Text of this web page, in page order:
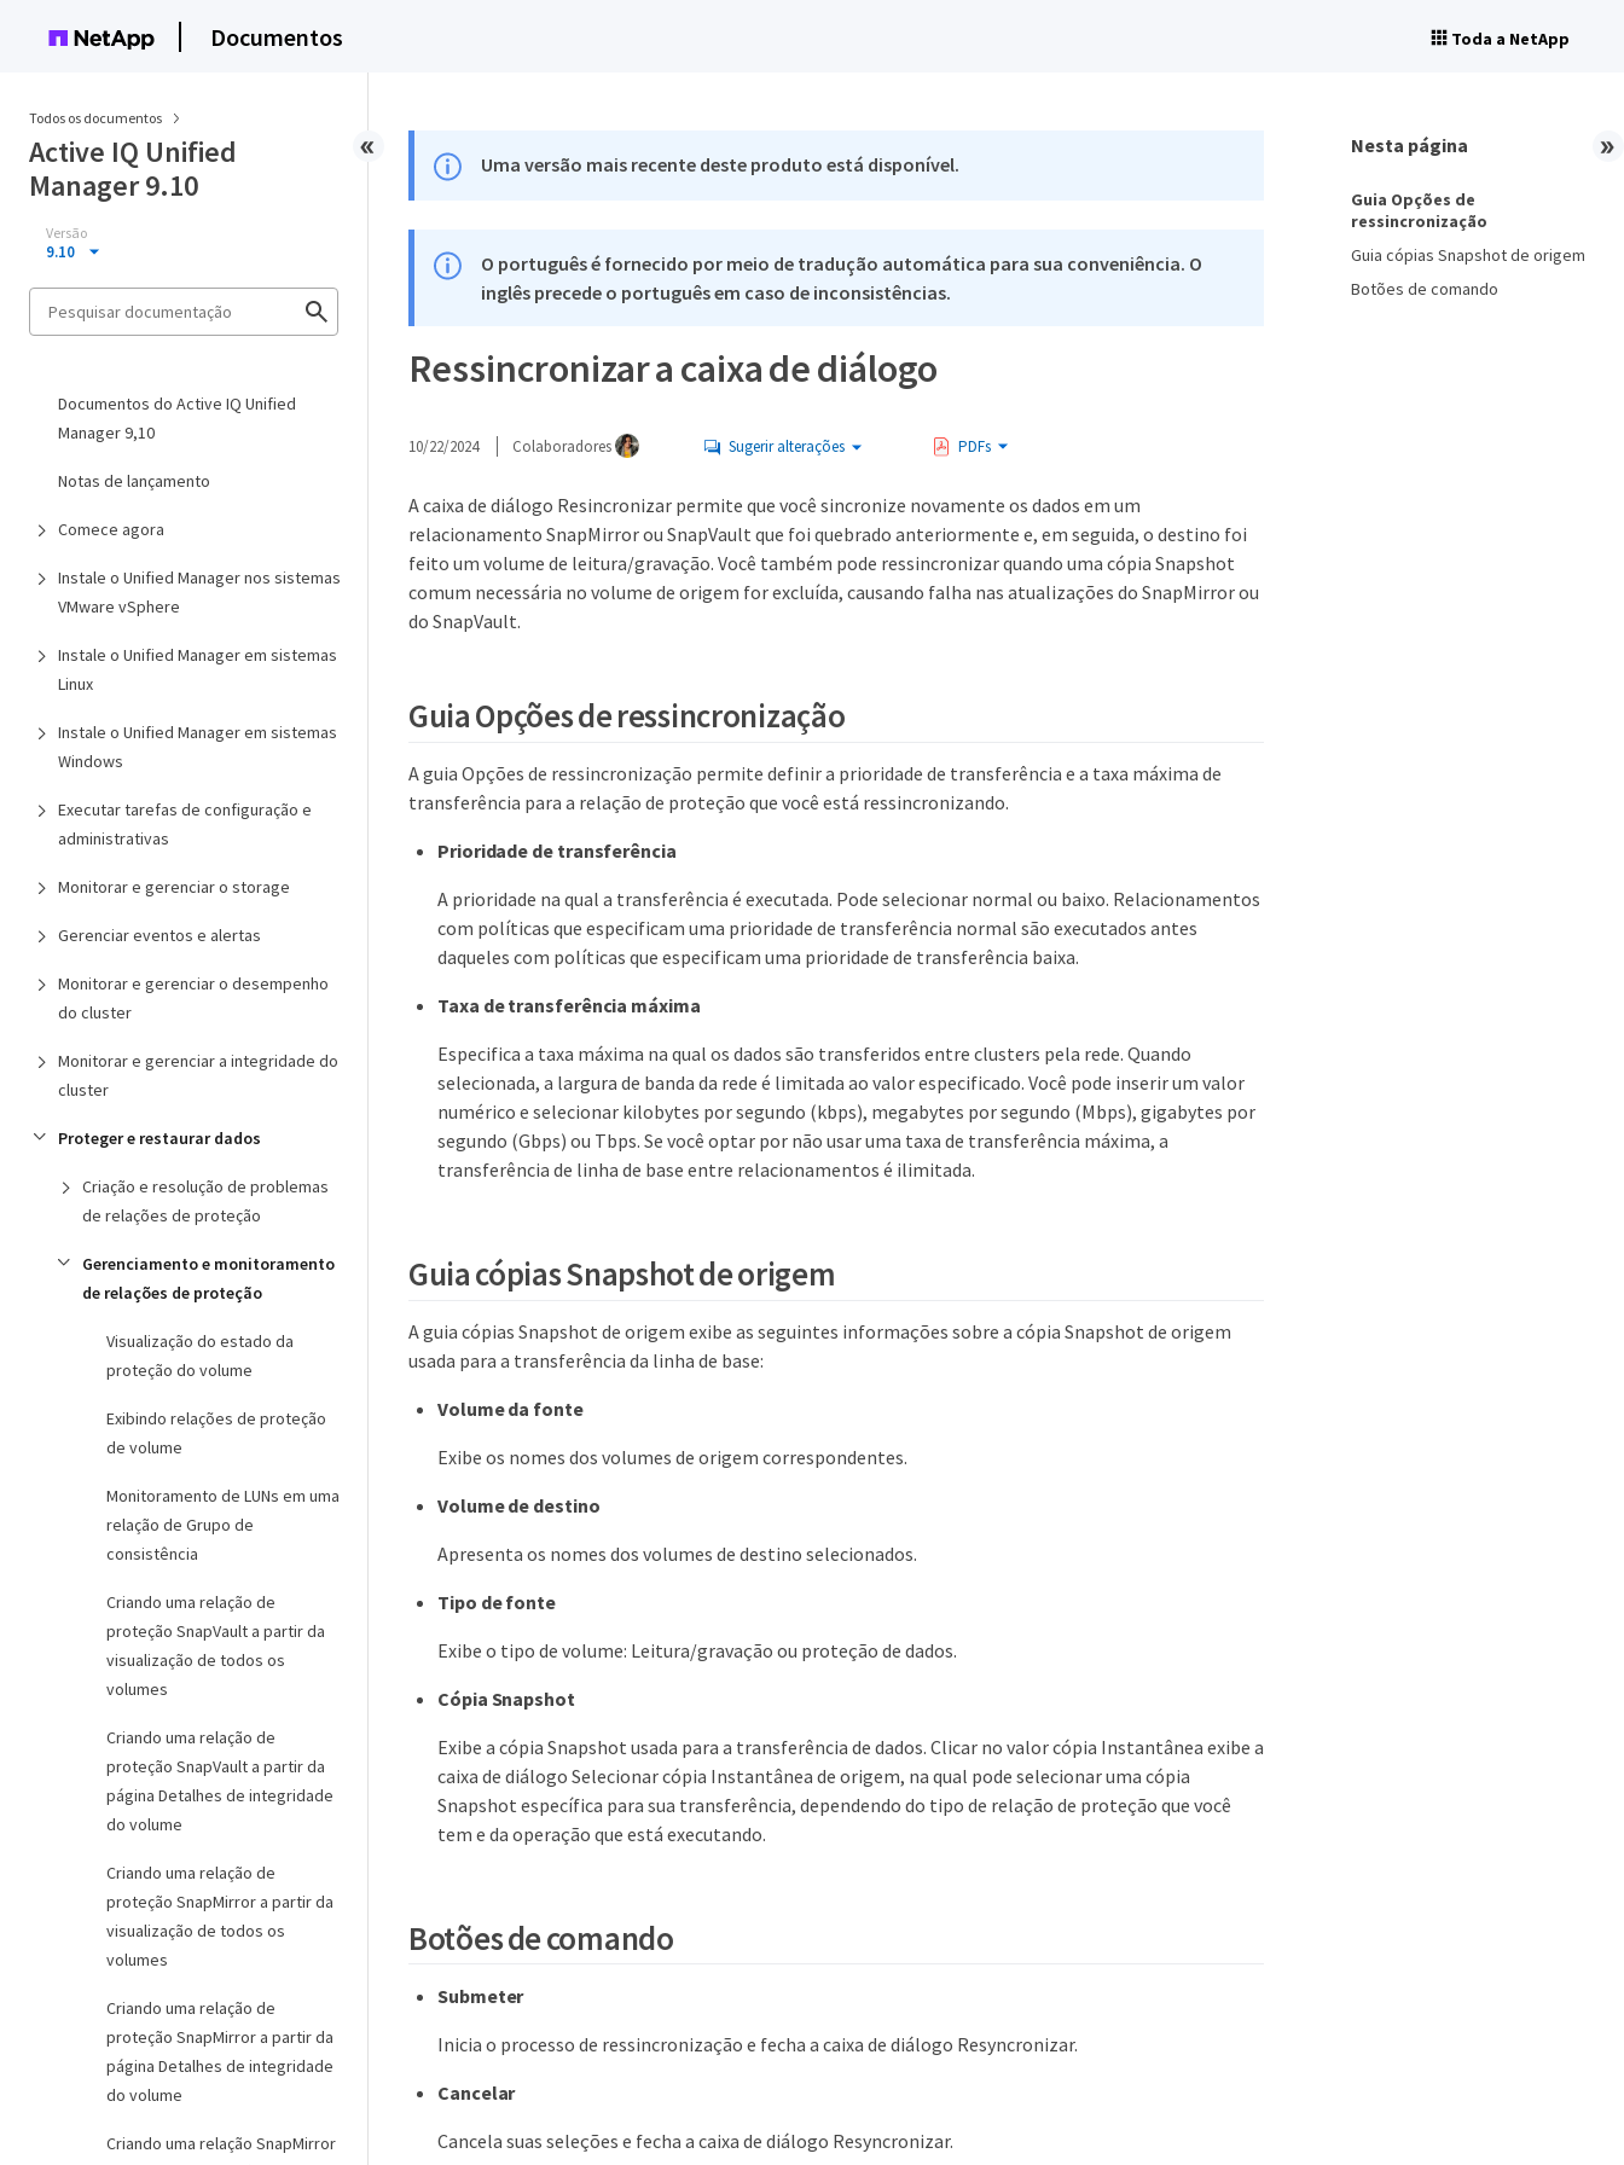
Documentos Toda a NetApp
Todos os documentos
Active IQ Unified
Manager 9.10
Versão
9.10
Documentos do Active IQ Unified
Manager 9,10
Notas de lançamento
Comece agora
Instale o Unified Manager nos sistemas
VMware vSphere
Instale o Unified Manager em sistemas
Linux
Instale o Unified Manager em sistemas
Windows
Executar tarefas de configuração e
administrativas
Monitorar e gerenciar o storage
Gerenciar eventos e alertas
Monitorar e gerenciar o desempenho
do cluster
Monitorar e gerenciar a integridade do
cluster
Proteger e restaurar dados
Criação e resolução de problemas
de relações de proteção
Gerenciamento e monitoramento
de relações de proteção
Visualização do estado da
proteção do volume
Exibindo relações de proteção
de volume
Monitoramento de LUNs em uma
relação de Grupo de
consistência
Criando uma relação de
proteção SnapVault a partir da
visualização de todos os
volumes
Criando uma relação de
proteção SnapVault a partir da
página Detalhes de integridade
do volume
Criando uma relação de
proteção SnapMirror a partir da
visualização de todos os
volumes
Criando uma relação de
proteção SnapMirror a partir da
página Detalhes de integridade
do volume
Criando uma relação SnapMirror
Uma versão mais recente deste produto está disponível.
O português é fornecido por meio de tradução automática para sua conveniência. O
inglês precede o português em caso de inconsistências.
Ressincronizar a caixa de diálogo
10/22/2024 Colaboradores Sugerir alterações PDFs
A caixa de diálogo Resincronizar permite que você sincronize novamente os dados em um
relacionamento SnapMirror ou SnapVault que foi quebrado anteriormente e, em seguida, o destino foi
feito um volume de leitura/gravação. Você também pode ressincronizar quando uma cópia Snapshot
comum necessária no volume de origem for excluída, causando falha nas atualizações do SnapMirror ou
do SnapVault.
Guia Opções de ressincronização
A guia Opções de ressincronização permite definir a prioridade de transferência e a taxa máxima de
transferência para a relação de proteção que você está ressincronizando.
Prioridade de transferência
A prioridade na qual a transferência é executada. Pode selecionar normal ou baixo. Relacionamentos
com políticas que especificam uma prioridade de transferência normal são executados antes
daqueles com políticas que especificam uma prioridade de transferência baixa.
Taxa de transferência máxima
Especifica a taxa máxima na qual os dados são transferidos entre clusters pela rede. Quando
selecionada, a largura de banda da rede é limitada ao valor especificado. Você pode inserir um valor
numérico e selecionar kilobytes por segundo (kbps), megabytes por segundo (Mbps), gigabytes por
segundo (Gbps) ou Tbps. Se você optar por não usar uma taxa de transferência máxima, a
transferência de linha de base entre relacionamentos é ilimitada.
Guia cópias Snapshot de origem
A guia cópias Snapshot de origem exibe as seguintes informações sobre a cópia Snapshot de origem
usada para a transferência da linha de base:
Volume da fonte
Exibe os nomes dos volumes de origem correspondentes.
Volume de destino
Apresenta os nomes dos volumes de destino selecionados.
Tipo de fonte
Exibe o tipo de volume: Leitura/gravação ou proteção de dados.
Cópia Snapshot
Exibe a cópia Snapshot usada para a transferência de dados. Clicar no valor cópia Instantânea exibe a
caixa de diálogo Selecionar cópia Instantânea de origem, na qual pode selecionar uma cópia
Snapshot específica para sua transferência, dependendo do tipo de relação de proteção que você
tem e da operação que está executando.
Botões de comando
Submeter
Inicia o processo de ressincronização e fecha a caixa de diálogo Resyncronizar.
Cancelar
Cancela suas seleções e fecha a caixa de diálogo Resyncronizar.
Nesta página
Guia Opções de
ressincronização
Guia cópias Snapshot de origem
Botões de comando